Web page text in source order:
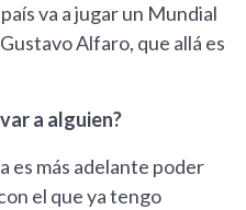
va a jugar un Mundial
Alfaro, que allá es
a alguien?
es más adelante poder
el que ya tengo